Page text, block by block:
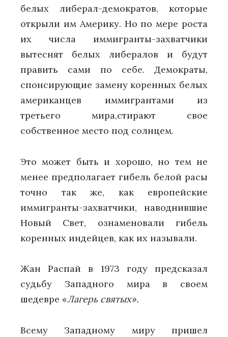
белых либерал-демократов, которые
открыли им Америку. Но по мере роста
их числа иммигранты-захватчики
вытеснят белых либералов и будут
править сами по себе. Демократы,
спонсирующие замену коренных белых
американцев иммигрантами из
третьего мира,стирают свое
собственное место под солнцем.
Это может быть и хорошо, но тем не
менее предполагает гибель белой расы
точно так же, как европейские
иммигранты-захватчики, наводнившие
Новый Свет, ознаменовали гибель
коренных индейцев, как их называли.
Жан Распай в 1973 году предсказал
судьбу Западного мира в своем
шедевре «Лагерь святых».
Всему Западному миру пришел